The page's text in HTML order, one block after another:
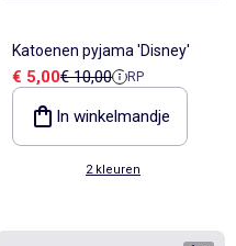
Katoenen pyjama 'Disney'
Verkoopprijs
€ 5,00Referentieprijs
€ 10,00 RP
In winkelmandje
2 kleuren